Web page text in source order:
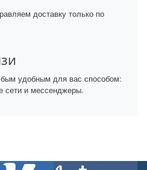
доставку только по
удобным для вас способом:
сети и мессенджеры.